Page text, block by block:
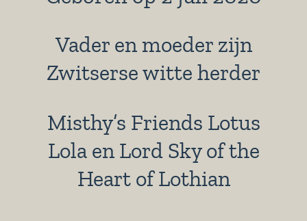
Vader en moeder zijn
Zwitserse witte herder
Misthy’s Friends Lotus
Lola en Lord Sky of the
Heart of Lothian